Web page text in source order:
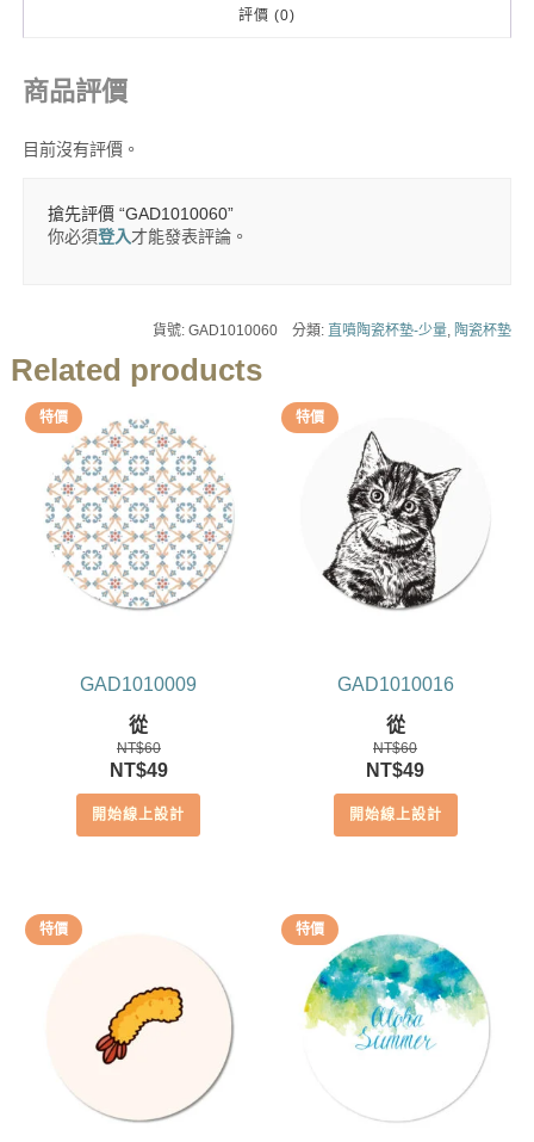
評價 (0)
商品評價
目前沒有評價。
搶先評價 “GAD1010060”
你必須登入才能發表評論。
貨號:GAD1010060 分類: 直噴陶瓷杯墊-少量 陶瓷杯墊
Related products
特價
GAD1010009
從
NT$60
原
始
價
NT$49目
前
價
開始線上設計
特價
GAD1010016
從
NT$60
原
始
價
NT$49目
前
價
開始線上設計
特價 特價